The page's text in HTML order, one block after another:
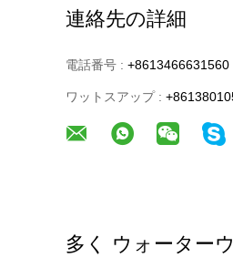
連絡先の詳細
電話番号 : +8613466631560
ワットスアップ :
多く ウォーター